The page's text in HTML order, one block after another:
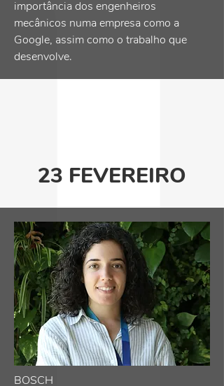
importância dos engenheiros
mecânicos numa empresa como a
Google, assim como o trabalho que
desenvolve.
23 FEVEREIRO
BOSCH